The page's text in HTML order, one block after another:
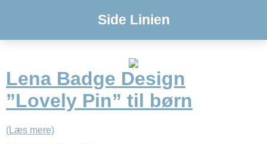
Side Linien
Lena Badge Design
”Lovely Pin” til børn
(Læs mere)